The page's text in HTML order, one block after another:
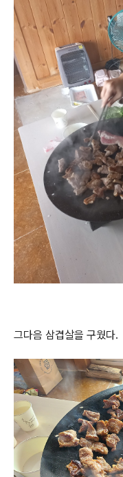
그다음 삼겹살을 구웠다.